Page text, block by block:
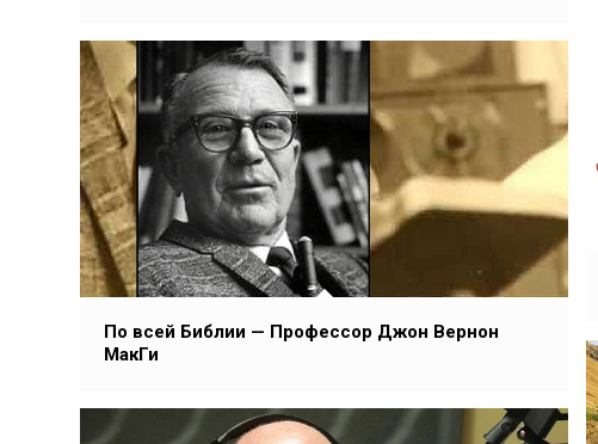
По всей Библии — Профессор Джон Вернон
МакГи